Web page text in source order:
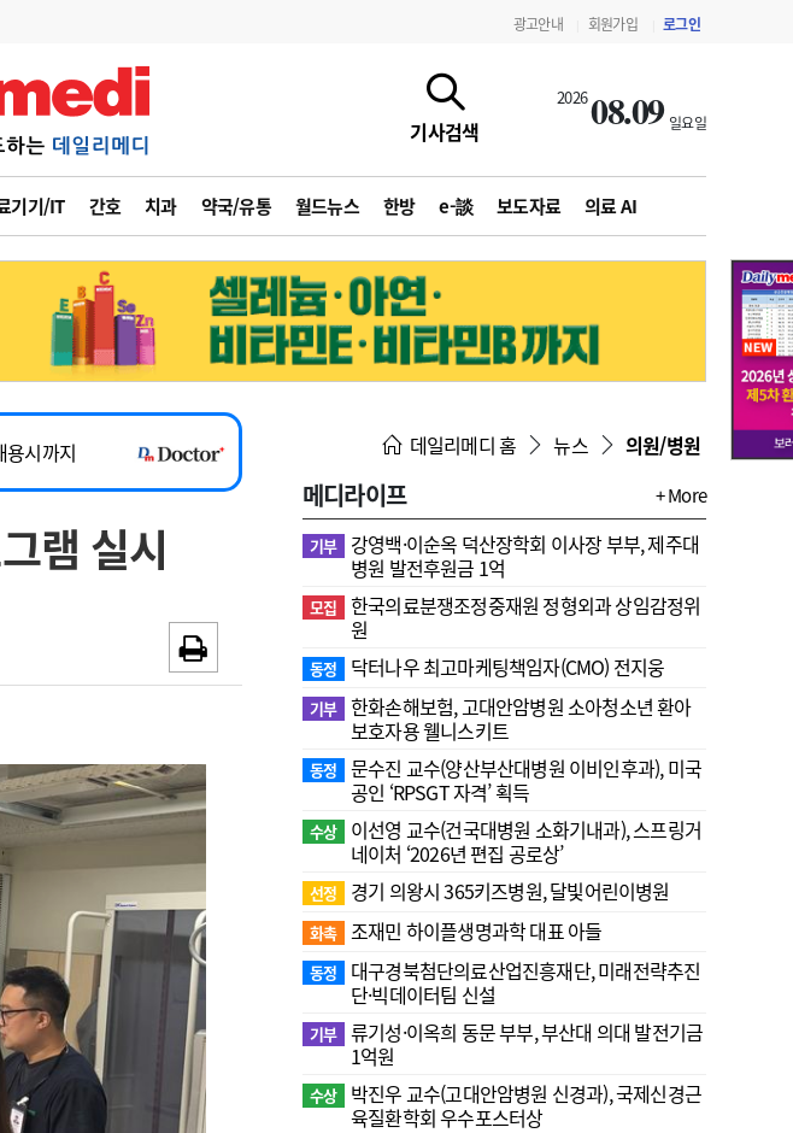
광고안내 회원가입 로그인
기사검색
202608.09 일요일
기기/IT 간호 치과 약국/유통 월드뉴스 한방 e-談 보도자료 의료 AI
관리급여 실시
지필공 지원책
수련환경 개선
의과대학 입시
책/통계 공시 지침·기준·평가 약제급여 심사 결과
08-31
채용시까지
용시까지
08-15
08-31
램 실시
데일리메디 홈 뉴스 의원/병원
메디라이프 + More
기부
강영백·이순옥 덕산장학회 이사장 부부, 제주대
병원 발전후원금 1억
모집
한국의료분쟁조정중재원 정형외과 상임감정위
원
동정 닥터나우 최고마케팅책임자(CMO) 전지웅
기부 한화손해보험, 고대안암병원 소아청소년 환아
보호자용 웰니스키트
동정
문수진 교수( 양산부산대병원 이비인후과), 미국
공인 ‘RPSGT 자격’ 획득
수상
이선영 교수(건국대병원 소화기내과), 스프링거
네이처 ‘2026년 편집 공로상’
선정 경기 의왕시 365키즈병원, 달빛어린이병원
화촉 조재민 하이플생명과학 대표 아들
동정
대구경북첨단의료산업진흥재단, 미래전략추진
단·빅데이터팀 신설
기부 류기성·이옥희 동문 부부, 부산대 의대 발전기금
1억원
수상
박진우 교수(고대안암병원 신경과), 국제신경근
육질환학회 우수포스터상